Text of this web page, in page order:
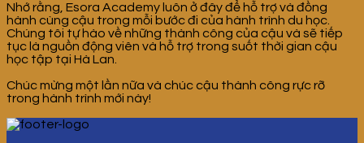
Nhớ rằng, Esora Academy luôn ở đây để hỗ trợ và đồng
hành cùng cậu trong mỗi bước đi của hành trình du học.
Chúng tôi tự hào về những thành công của cậu và sẽ tiếp
tục là nguồn động viên và hỗ trợ trong suốt thời gian cậu
học tập tại Hà Lan.
Chúc mừng một lần nữa và chúc cậu thành công rực rỡ
trong hành trình mới này!